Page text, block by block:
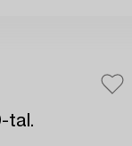
tal.